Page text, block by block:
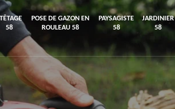
58
POSE DE GAZON EN
ROULEAU 58
PAYSAGISTE
58
JARDINIER
58